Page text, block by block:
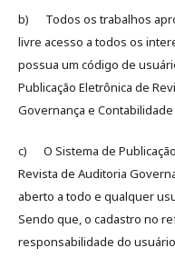
b) Todos os trabalhos
livre acesso a todos os
possua um código de
Publicação Eletrônica de
Governança e Contabilidade
c) O Sistema de
Revista de Auditoria
aberto a todo e qualquer
Sendo que, o cadastro no
responsabilidade do